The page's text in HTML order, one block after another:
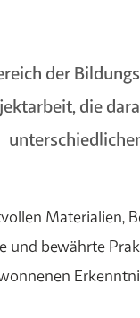
der
die
und bewährte